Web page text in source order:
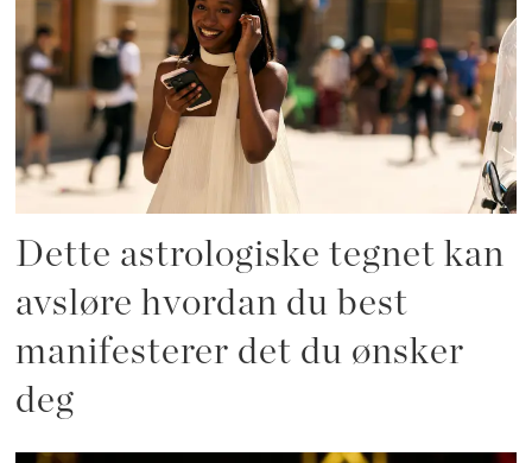
Dette astrologiske tegnet kan
avsløre hvordan du best
manifesterer det du ønsker
deg